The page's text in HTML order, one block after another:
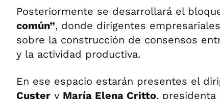
Posteriormente se desarrollará el
común”, donde dirigentes
sobre la construcción de consensos
y la actividad productiva.
En ese espacio estarán presentes el
Custer y María Elena Critto, presidenta